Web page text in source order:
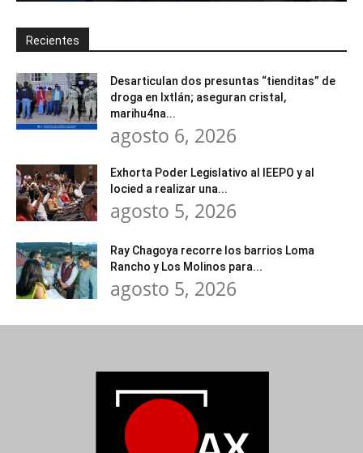
Recientes
Desarticulan dos presuntas “tienditas” de
droga en Ixtlán; aseguran cristal,
marihu4na...
agosto 6, 2026
Exhorta Poder Legislativo al IEEPO y al
Iocied a realizar una...
agosto 5, 2026
Ray Chagoya recorre los barrios Loma
Rancho y Los Molinos para...
agosto 5, 2026